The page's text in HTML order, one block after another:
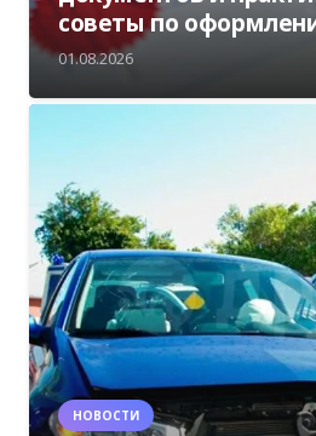
советы по
01.08.2026
НОВОСТИ